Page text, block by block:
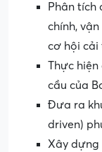
Phân tích
chính,
cơ hội cải
Thực hiện
cầu của
Đưa ra
driven)
Xây dựng